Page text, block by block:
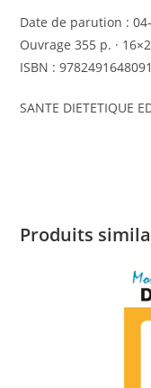
Date de parution :
Ouvrage 355 p. ·
ISBN : 9782491648091
SANTE DIETETIQUE
Produits